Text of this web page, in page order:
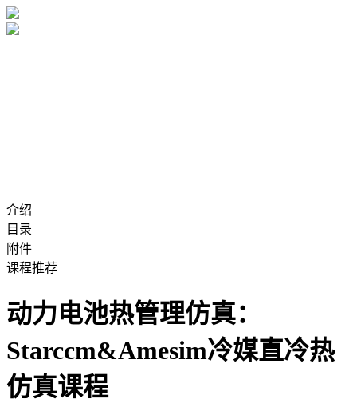
介绍
目录
附件
课程推荐
动力电池热管理仿真：
Starccm&Amesim冷媒直冷热
仿真课程